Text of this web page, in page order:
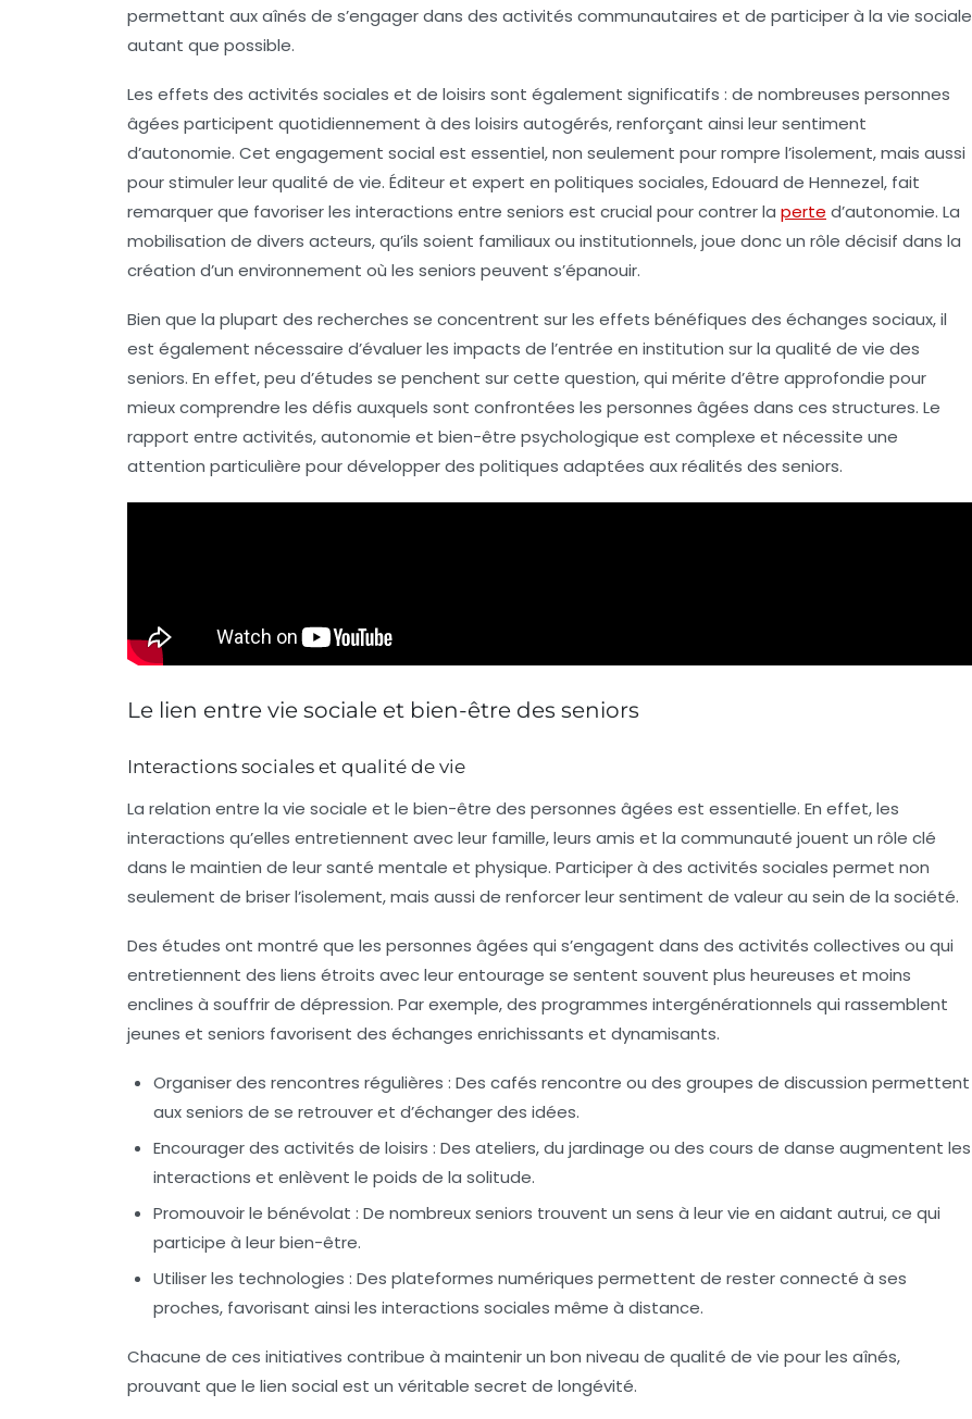
permettant aux aînés de s’engager dans des activités communautaires et de participer à la vie sociale
autant que possible.
Les effets des activités sociales et de loisirs sont également significatifs : de nombreuses personnes
âgées participent quotidiennement à des loisirs autogérés, renforçant ainsi leur sentiment
d’autonomie. Cet engagement social est essentiel, non seulement pour rompre l’isolement, mais aussi
pour stimuler leurqualité de vie. Éditeur et expert en politiques sociales, Edouard de Hennezel, fait
remarquer que favoriser les interactions entre seniors est crucial pour contrer la perte d’autonomie. La
mobilisation de divers acteurs, qu’ils soient familiaux ou institutionnels, joue donc un rôle décisif dans la
création d’un environnement où les seniors peuvent s’épanouir.
Bien que la plupart des recherches se concentrent sur les effets bénéfiques des échanges sociaux, il
est également nécessaire d’évaluer les impacts de l’entrée en institution sur la qualité de vie des
seniors. En effet, peu d’études se penchent sur cette question, qui mérite d’être approfondie pour
mieux comprendre les défis auxquels sont confrontées les personnes âgées dans ces structures. Le
rapport entre activités,autonomie et bien-être psychologique est complexe et nécessite une
attention particulière pour développer des politiques adaptées aux réalités des seniors.
Le lien entre vie sociale et bien-être des seniors
Interactions sociales et qualité de vie
La relation entre la vie sociale et le bien-être des personnes âgées est essentielle. En effet, les
interactions qu’elles entretiennent avec leur famille, leurs amis et la communauté jouent un rôle clé
dans le maintien de leursanté mentale et physique. Participer à des activités sociales permet non
seulement de briser l’isolement, mais aussi de renforcer leur sentiment de valeurau sein de la société.
Des études ont montré que les personnes âgées qui s’engagent dans des activités collectives ou qui
entretiennent des liens étroits avec leur entourage se sentent souvent plus heureuses et moins
enclines à souffrir de dépression. Par exemple, des programmes intergénérationnels qui rassemblent
jeunes et seniors favorisent des échanges enrichissants et dynamisants.
Organiser des rencontres régulières : Des cafés rencontre ou des groupes de discussion permettent
aux seniors de se retrouver et d’échanger des idées.
Encourager des activités de loisirs : Des ateliers, du jardinage ou des cours de danse augmentent les
interactions et enlèvent le poids de la solitude.
Promouvoir le bénévolat : De nombreux seniors trouvent un sens à leur vie en aidant autrui, ce qui
participe à leur bien-être.
Utiliser les technologies : Des plateformes numériques permettent de rester connecté à ses
proches, favorisant ainsi les interactions sociales même à distance.
Chacune de ces initiatives contribue à maintenir un bon niveau de qualité de vie pour les aînés,
prouvant que le lien social est un véritable secret de longévité.